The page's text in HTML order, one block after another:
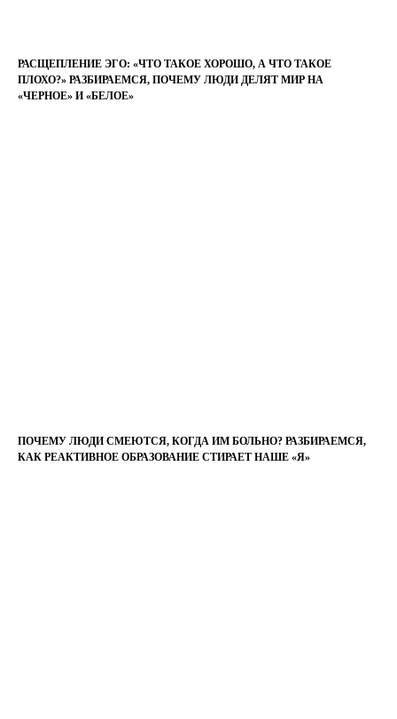
РАСЩЕПЛЕНИЕ ЭГО: «ЧТО ТАКОЕ ХОРОШО, А ЧТО ТАКОЕ
ПЛОХО?» РАЗБИРАЕМСЯ, ПОЧЕМУ ЛЮДИ ДЕЛЯТ МИР НА
«ЧЕРНОЕ» И «БЕЛОЕ»
ПОЧЕМУ ЛЮДИ СМЕЮТСЯ, КОГДА ИМ БОЛЬНО? РАЗБИРАЕМСЯ,
КАК РЕАКТИВНОЕ ОБРАЗОВАНИЕ СТИРАЕТ НАШЕ «Я»